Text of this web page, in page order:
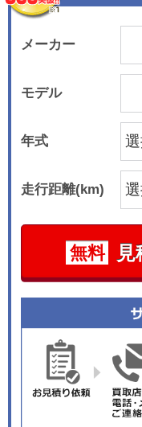
メーカー
モデル
年式
走行距離(km)
無料